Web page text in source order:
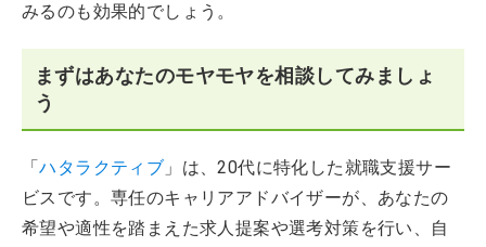
みるのも効果的でしょう。
まずはあなたのモヤモヤを相談してみましょ
う
「ハタラクティブ 」は、20代に特化した就職支援サー
ビスです。専任のキャリアアドバイザーが、あなたの
希望や適性を踏まえた求人提案や選考対策を行い、自